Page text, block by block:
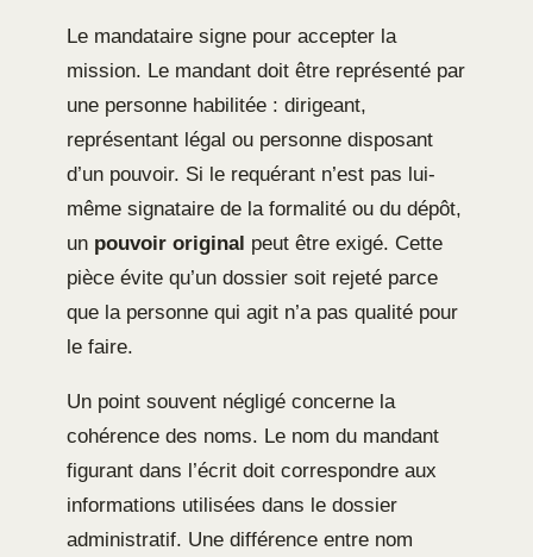
Le mandataire signe pour accepter la
mission. Le mandant doit être représenté par
une personne habilitée : dirigeant,
représentant légal ou personne disposant
d’un pouvoir. Si le requérant n’est pas lui-
même signataire de la formalité ou du dépôt,
un pouvoir original peut être exigé. Cette
pièce évite qu’un dossier soit rejeté parce
que la personne qui agit n’a pas qualité pour
le faire.
Un point souvent négligé concerne la
cohérence des noms. Le nom du mandant
figurant dans l’écrit doit correspondre aux
informations utilisées dans le dossier
administratif. Une différence entre nom